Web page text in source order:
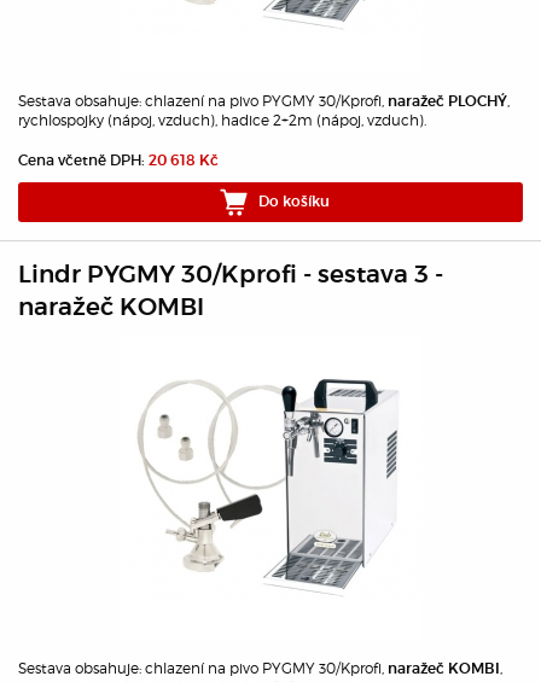
Sestava obsahuje: chlazení na pivo PYGMY 30/Kprofi, naražeč PLOCHÝ,
rychlospojky (nápoj, vzduch), hadice 2+2m (nápoj, vzduch).
Cena včetně DPH: 20 618 Kč
Do košíku
Lindr PYGMY 30/Kprofi - sestava 3 -
naražeč KOMBI
Sestava obsahuje: chlazení na pivo PYGMY 30/Kprofi, naražeč KOMBI ,